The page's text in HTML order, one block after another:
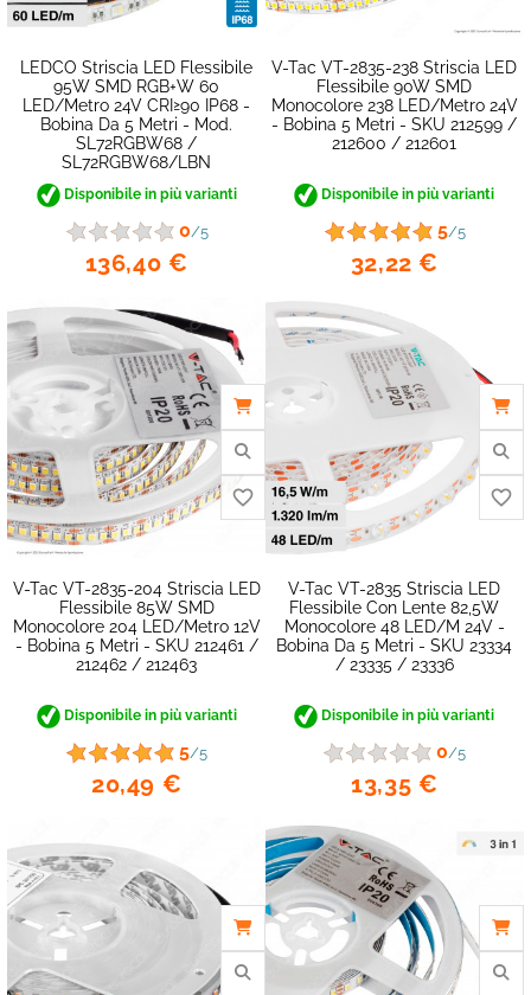
LEDCO Striscia LED Flessibile
95W SMD RGB+W 60
LED/metro 24V CRI≥90 IP68 -
Bobina Da 5 Metri - Mod.
SL72RGBW68 /
SL72RGBW68/LBN
Disponibile in più varianti
0/5
136,40 €
V-Tac VT-2835-238 Striscia LED
Flessibile 90W SMD
Monocolore 238 LED/metro 24V
- Bobina 5 Metri - SKU 212599 /
212600 / 212601
Disponibile in più varianti
5/5
32,22 €
V-Tac VT-2835-204 Striscia LED
Flessibile 85W SMD
Monocolore 204 LED/metro 12V
- Bobina 5 Metri - SKU 212461 /
212462 / 212463
Disponibile in più varianti
5/5
20,49 €
V-Tac VT-2835 Striscia LED
Flessibile Con Lente 82,5W
Monocolore 48 LED/m 24V -
Bobina Da 5 Metri - SKU 23334
/ 23335 / 23336
Disponibile in più varianti
0/5
13,35 €